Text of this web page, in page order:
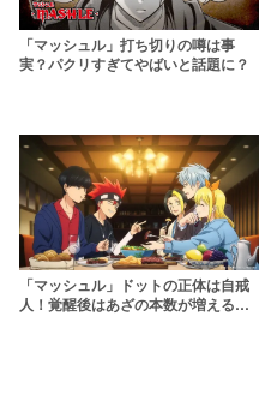
「マッシュル」打ち切りの噂は事
実？パクリすぎてやばいと話題に？
「マッシュル」ドットの正体は自戒
人！覚醒後はあざの本数が増える？